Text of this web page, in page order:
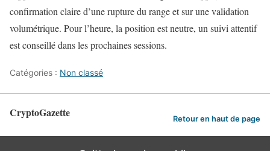
confirmation claire d’une rupture du range et sur une validation
volumétrique. Pour l’heure, la position est neutre, un suivi attentif
est conseillé dans les prochaines sessions.
Catégories : Non classé
CryptoGazette Retour en haut de page